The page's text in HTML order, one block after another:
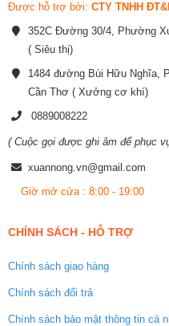
Được hỗ trợ bởi: CTY TNHH
352C Đường 30/4, Phường
( Siêu thị)
1484 đường Bùi Hữu Nghĩa,
Cần Thơ ( Xưởng cơ khí)
0889008222
( Cuộc gọi được ghi âm để phục
xuannong.vn@gmail.com
Giờ mở cửa : 8:00 - 19:00
CHÍNH SÁCH - HỖ TRỢ
Chính sách giao hàng
Chính sách đổi trả
Chính sách bảo mật thông tin cá